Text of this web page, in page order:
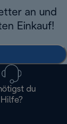
an und
Einkauf!
du
Hilfe?